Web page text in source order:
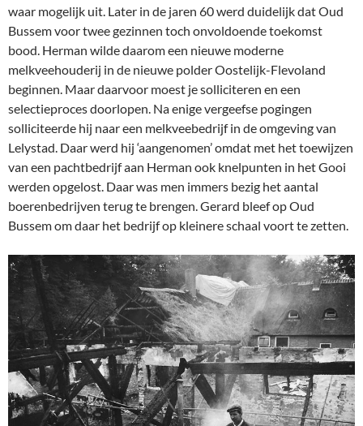
waar mogelijk uit. Later in de jaren 60 werd duidelijk dat Oud
Bussem voor twee gezinnen toch onvoldoende toekomst
bood. Herman wilde daarom een nieuwe moderne
melkveehouderij in de nieuwe polder Oostelijk-Flevoland
beginnen. Maar daarvoor moest je solliciteren en een
selectieproces doorlopen. Na enige vergeefse pogingen
solliciteerde hij naar een melkveebedrijf in de omgeving van
Lelystad. Daar werd hij ‘aangenomen’ omdat met het toewijzen
van een pachtbedrijf aan Herman ook knelpunten in het Gooi
werden opgelost. Daar was men immers bezig het aantal
boerenbedrijven terug te brengen. Gerard bleef op Oud
Bussem om daar het bedrijf op kleinere schaal voort te zetten.